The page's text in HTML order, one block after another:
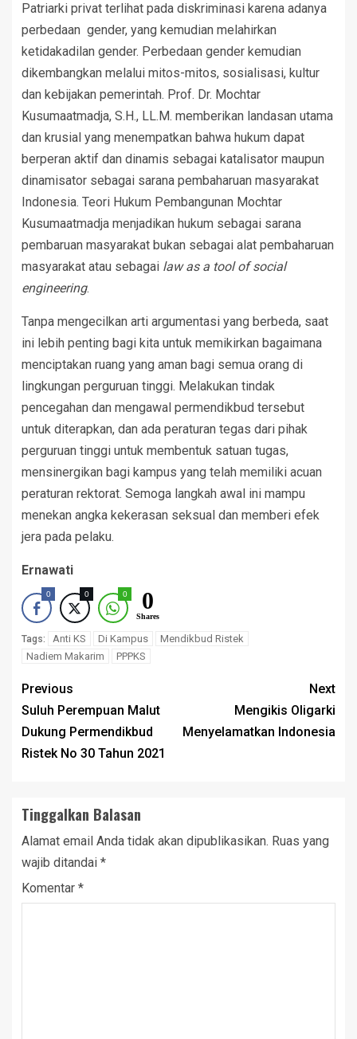
Patriarki privat terlihat pada diskriminasi karena adanya
perbedaan gender, yang kemudian melahirkan
ketidakadilan gender. Perbedaan gender kemudian
dikembangkan melalui mitos-mitos, sosialisasi, kultur
dan kebijakan pemerintah. Prof. Dr. Mochtar
Kusumaatmadja, S.H., LL.M. memberikan landasan utama
dan krusial yang menempatkan bahwa hukum dapat
berperan aktif dan dinamis sebagai katalisator maupun
dinamisator sebagai sarana pembaharuan masyarakat
Indonesia. Teori Hukum Pembangunan Mochtar
Kusumaatmadja menjadikan hukum sebagai sarana
pembaruan masyarakat bukan sebagai alat pembaharuan
masyarakat atau sebagai law as a tool of social
engineering.
Tanpa mengecilkan arti argumentasi yang berbeda, saat
ini lebih penting bagi kita untuk memikirkan bagaimana
menciptakan ruang yang aman bagi semua orang di
lingkungan perguruan tinggi. Melakukan tindak
pencegahan dan mengawal permendikbud tersebut
untuk diterapkan, dan ada peraturan tegas dari pihak
perguruan tinggi untuk membentuk satuan tugas,
mensinergikan bagi kampus yang telah memiliki acuan
peraturan rektorat. Semoga langkah awal ini mampu
menekan angka kekerasan seksual dan memberi efek
jera pada pelaku.
Ernawati
0 0 0 0
Shares
Tags: Anti KS Di Kampus
Mendikbud Ristek
Nadiem Makarim
PPPKS
Previous
Suluh Perempuan Malut
Dukung Permendikbud
Ristek No 30 Tahun 2021
Next
Mengikis Oligarki
Menyelamatkan Indonesia
Tinggalkan Balasan
Alamat email Anda tidak akan dipublikasikan. Ruas yang
wajib ditandai *
Komentar *